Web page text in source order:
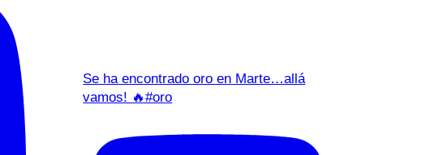
Se ha encontrado oro en Marte…allá
vamos! 🔥#oro